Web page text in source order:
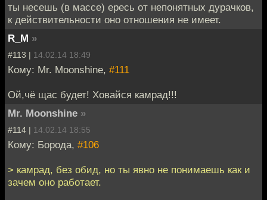
ты несешь (в массе) ересь от непонятных дурачков,
к действительности оно отношения не имеет.
R_M »
#113 | 14.02.14 18:49
Кому: Mr. Moonshine, #111
Ой,чё щас будет! Ховайся камрад!!!
Mr. Moonshine »
#114 | 14.02.14 18:55
Кому: Борода, #106
> камрад, без обид, но ты явно не понимаешь как и
зачем оно работает.